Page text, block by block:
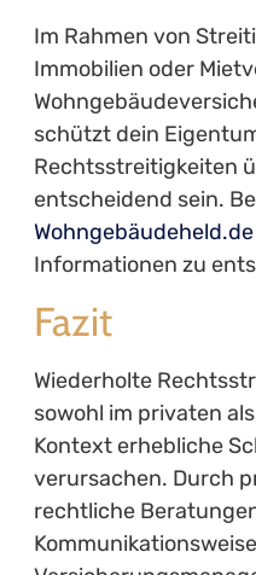
Im Rahmen von
Immobilien oder
schützt dein
Rechtsstreitigkeiten
entscheidend sein.
Wohngebäudeheld.de
Informationen zu
Fazit
Wiederholte
sowohl im privaten
Kontext erhebliche
verursachen. Durch
rechtliche